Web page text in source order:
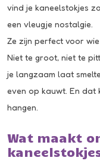
vind je kaneelstokjes
een vleugje nostalgie.
Ze zijn perfect voor
Niet te groot, niet te
je langzaam laat
even op kauwt. En dat
hangen.
Wat maakt